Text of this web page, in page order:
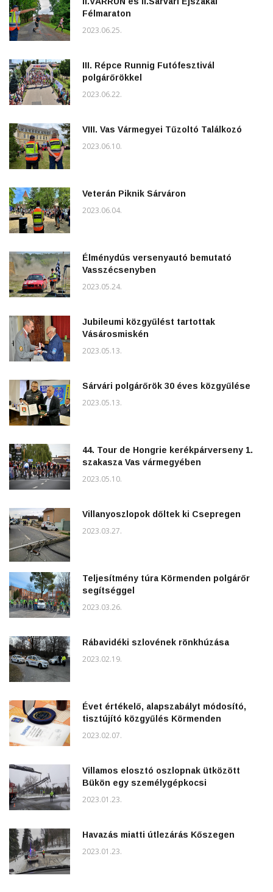
Félmaraton
2023.06.25.
III. Répce Runnig Futófesztivál
polgárőrökkel
2023.06.22.
VIII. Vas Vármegyei Tűzoltó Találkozó
2023.06.10.
Veterán Piknik Sárváron
2023.06.04.
Élménydús versenyautó bemutató
Vasszécsenyben
2023.05.24.
Jubileumi közgyűlést tartottak
Vásárosmiskén
2023.05.13.
Sárvári polgárőrök 30 éves közgyűlése
2023.05.13.
44. Tour de Hongrie kerékpárverseny 1.
szakasza Vas vármegyében
2023.05.10.
Villanyoszlopok dőltek ki Csepregen
2023.03.27.
Teljesítmény túra Körmenden polgárőr
segítséggel
2023.03.26.
Rábavidéki szlovének rönkhúzása
2023.02.19.
Évet értékelő, alapszabályt módosító,
tisztújító közgyűlés Körmenden
2023.02.07.
Villamos elosztó oszlopnak ütközött
Bükön egy személygépkocsi
2023.01.23.
Havazás miatti útlezárás Kőszegen
2023.01.23.